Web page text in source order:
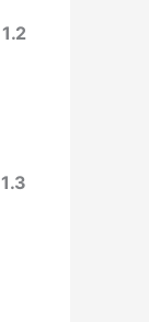
1.2 الزواج التقليدي المرتب
1.3 التعارف من خلال الفعاليات الاجتماعية